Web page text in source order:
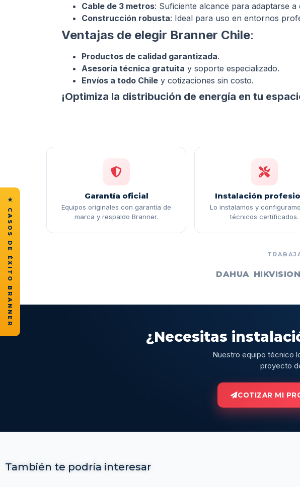
Cable de 3 metros: Suficiente alcance para adaptarse
Construcción robusta: Ideal para uso en entornos
Ventajas de elegir Branner Chile:
Productos de calidad garantizada.
Asesoría técnica gratuita y soporte especializado.
Envíos a todo Chile y cotizaciones sin costo.
¡Optimiza la distribución de energía en tu
Garantía oficial
Equipos originales con garantía de
marca y respaldo Branner.
Instalación
Lo instalamos y
técnicos certificados.
DAHUA HIKVISION
¿Necesitas
Nuestro equipo técnico
proyecto
COTIZAR MI
También te podría interesar
★ CASOS DE ÉXITO BRANNER